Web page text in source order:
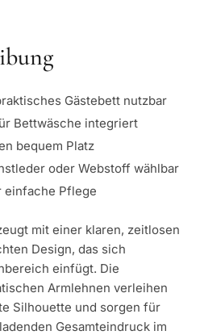
Gästebett nutzbar
Bettwäsche integriert
bequem Platz
oder Webstoff wählbar
einfache Pflege
mit einer klaren, zeitlosen
Design, das sich
einfügt. Die
Armlehnen verleihen
Silhouette und sorgen für
Gesamteindruck im